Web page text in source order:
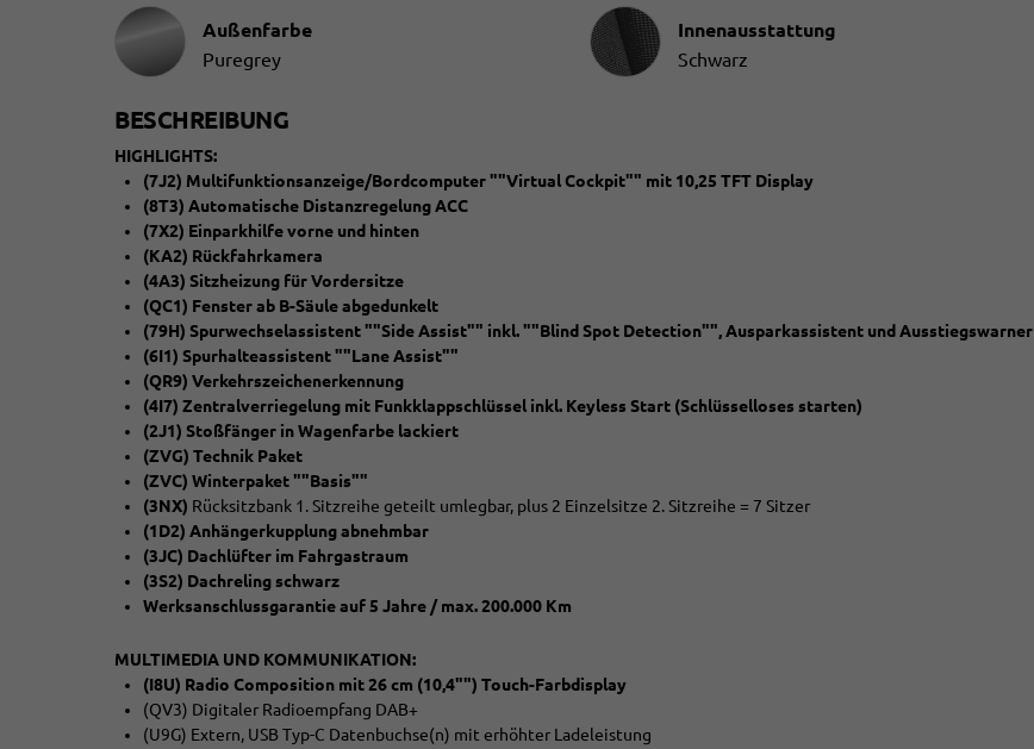
Außenfarbe
Puregrey
Innenausstattung
Innenausstattung
Schwarz
BESCHREIBUNG
HIGHLIGHTS:
(7J2) Multifunktionsanzeige/Bordcomputer ""Virtual Cockpit"" mit 10,25 TFT Display
(8T3) Automatische Distanzregelung ACC
(7X2) Einparkhilfe vorne und hinten
(KA2) Rückfahrkamera
(4A3) Sitzheizung für Vordersitze
(QC1) Fenster ab B-Säule abgedunkelt
(79H) Spurwechselassistent ""Side Assist"" inkl. ""Blind Spot Detection"", Ausparkassistent und Ausstiegswarner
(6I1) Spurhalteassistent ""Lane Assist""
(QR9) Verkehrszeichenerkennung
(4I7) Zentralverriegelung mit Funkklappschlüssel inkl. Keyless Start (Schlüsselloses starten)
(2J1) Stoßfänger in Wagenfarbe lackiert
(ZVG) Technik Paket
(ZVC) Winterpaket ""Basis""
(3NX) Rücksitzbank 1. Sitzreihe geteilt umlegbar, plus 2 Einzelsitze 2. Sitzreihe = 7 Sitzer
(1D2) Anhängerkupplung abnehmbar
(3JC) Dachlüfter im Fahrgastraum
(3S2) Dachreling schwarz
Werksanschlussgarantie auf 5 Jahre / max. 200.000 Km
MULTIMEDIA UND KOMMUNIKATION:
(I8U) Radio Composition mit 26 cm (10,4"") Touch-Farbdisplay
(QV3) Digitaler Radioempfang DAB+
(U9G) Extern, USB Typ-C Datenbuchse(n) mit erhöhter Ladeleistung